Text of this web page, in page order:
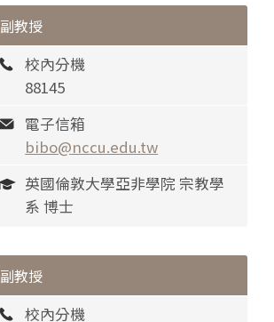
副教授
校內分機
88145
電子信箱
bibo@nccu.edu.tw
英國倫敦大學亞非學院 宗教學
系 博士
副教授
校內分機